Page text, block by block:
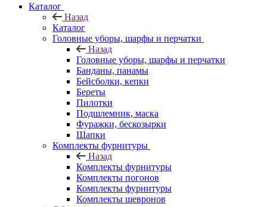
Каталог
Назад
Каталог
Головные уборы, шарфы и перчатки
Назад
Головные уборы, шарфы и перчатки
Банданы, панамы
Бейсболки, кепки
Береты
Пилотки
Подшлемник, маска
Фуражки, бескозырки
Шапки
Комплекты фурнитуры
Назад
Комплекты фурнитуры
Комплекты погонов
Комплекты фурнитуры
Комплекты шевронов